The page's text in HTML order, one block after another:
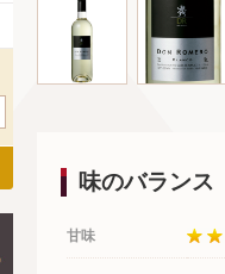
味のバランス
甘味